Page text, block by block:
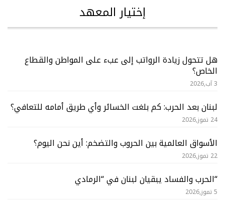
إختيار المعهد
هل تتحول زيادة الرواتب إلى عبء على المواطن والقطاع
الخاص؟
3 آب,2026
لبنان بعد الحرب: كم بلغت الخسائر وأي طريق أمامه للتعافي؟
24 تموز,2026
الأسواق العالمية بين الحروب والتضخم: أين نحن اليوم؟
22 تموز,2026
“الحرب والفساد يبقيان لبنان في “الرمادي
5 تموز,2026